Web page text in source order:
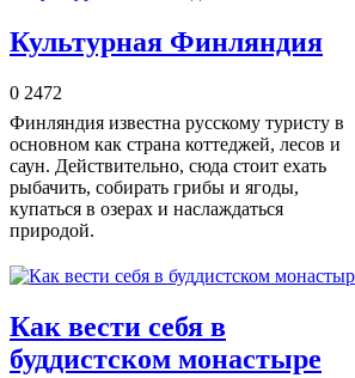
Культурная Финляндия
0 2472
Финляндия известна русскому туристу в
основном как страна коттеджей, лесов и
саун. Действительно, сюда стоит ехать
рыбачить, собирать грибы и ягоды,
купаться в озерах и наслаждаться
природой.
Как вести себя в
буддистском монастыре